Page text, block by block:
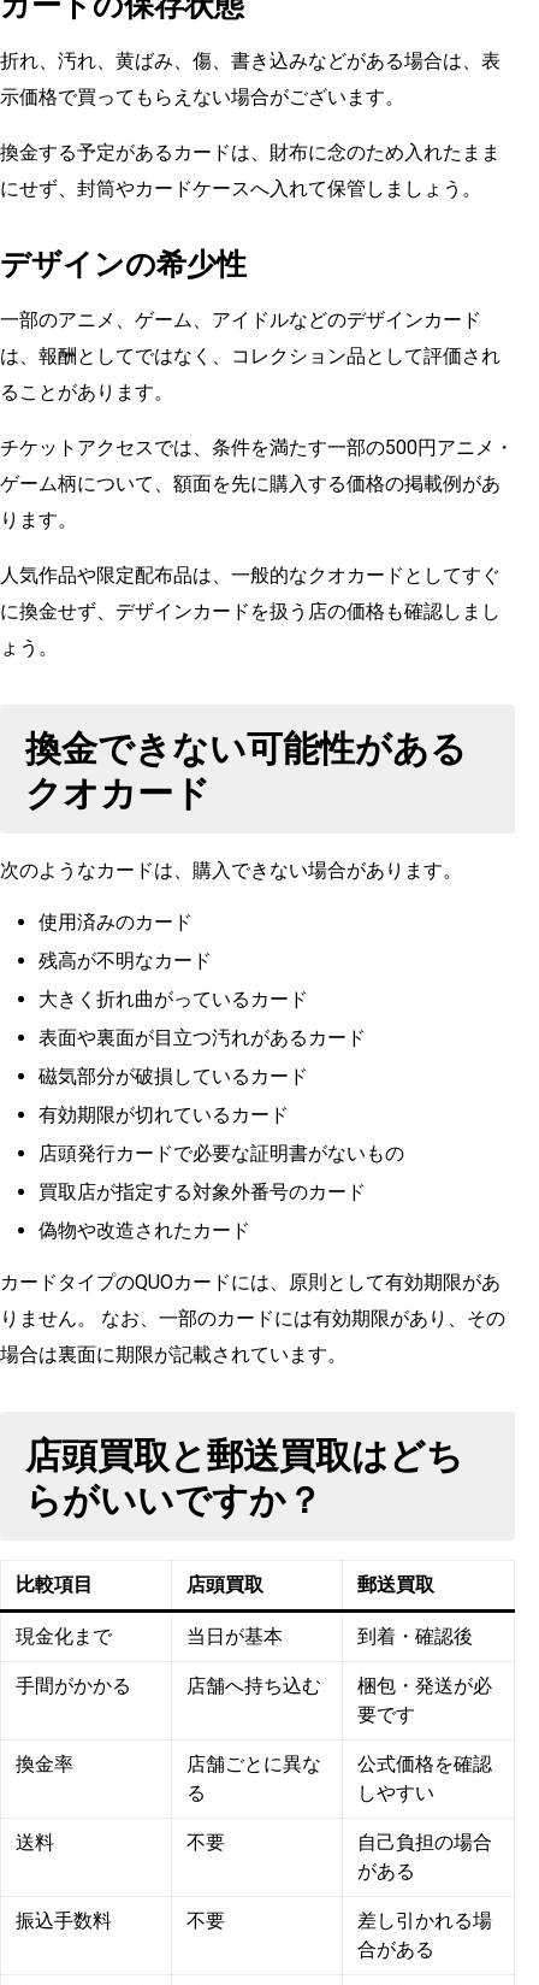
折れ、汚れ、黄ばみ、傷、書き込みなどがある場合は、表
示価格で買ってもらえない場合がございます。
換金する予定があるカードは、財布に念のため入れたまま
にせず、封筒やカードケースへ入れて保管しましょう。
デザインの希少性
一部のアニメ、ゲーム、アイドルなどのデザインカード
は、報酬としてではなく、コレクション品として評価され
ることがあります。
チケットアクセスでは、条件を満たす一部の500円アニメ・
ゲーム柄について、額面を先に購入する価格の掲載例があ
ります。
人気作品や限定配布品は、一般的なクオカードとしてすぐ
に換金せず、デザインカードを扱う店の価格も確認しまし
ょう。
換金できない可能性がある
クオカード
次のようなカードは、購入できない場合があります。
使用済みのカード
残高が不明なカード
大きく折れ曲がっているカード
表面や裏面が目立つ汚れがあるカード
磁気部分が破損しているカード
有効期限が切れているカード
店頭発行カードで必要な証明書がないもの
買取店が指定する対象外番号のカード
偽物や改造されたカード
カードタイプのQUOカードには、原則として有効期限があ
りません。 なお、一部のカードには有効期限があり、その
場合は裏面に期限が記載されています。
店頭買取と郵送買取はどち
らがいいですか？
比較項目 店頭買取 郵送買取
現金化まで 当日が基本 到着・確認後
手間がかかる 店舗へ持ち込む
梱包・発送が必
要です
換金率
店舗ごとに異な
る
公式価格を確認
しやすい
送料 不要
自己負担の場合
がある
振込手数料 不要
差し引かれる場
合がある